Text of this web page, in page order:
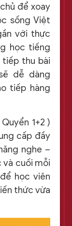
để xoay
sống Việt
với thực
học tiếng
thu bài
dễ dàng
tiếp hàng
1+2 )
cấp đầy
nghe –
và cuối mỗi
học viên
thức vừa